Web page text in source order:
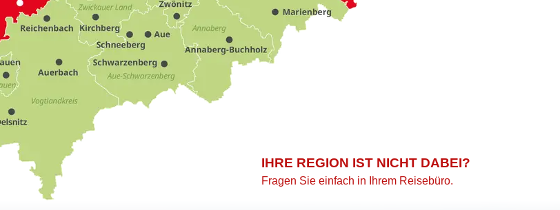
IHRE REGION IST NICHT DABEI?
Fragen Sie einfach in Ihrem Reisebüro.